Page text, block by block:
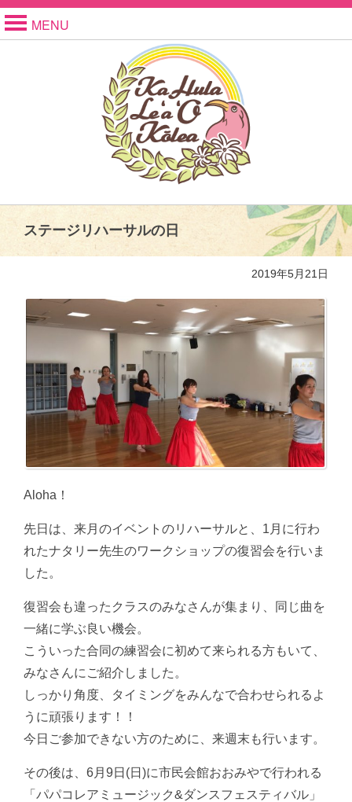
MENU
ステージリハーサルの日
2019年5月21日
Aloha！
先日は、来月のイベントのリハーサルと、1月に行わ
れたナタリー先生のワークショップの復習会を行いま
した。
復習会も違ったクラスのみなさんが集まり、同じ曲を
一緒に学ぶ良い機会。
こういった合同の練習会に初めて来られる方もいて、
みなさんにご紹介しました。
しっかり角度、タイミングをみんなで合わせられるよ
うに頑張ります！！
今日ご参加できない方のために、来週末も行います。
その後は、6月9日(日)に市民会館おおみやで行われる
「パパコレアミュージック&ダンスフェスティバル」